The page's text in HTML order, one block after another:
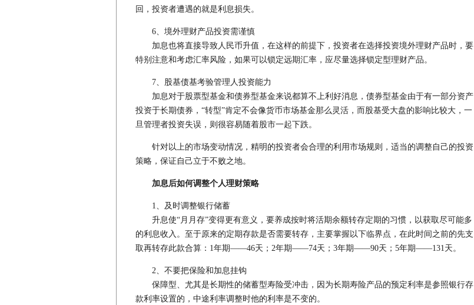
回，投资者遭遇的就是利息损失。
6、境外理财产品投资需谨慎
加息也将直接导致人民币升值，在这样的前提下，投资者在选择投资境外理财产品时，要
特别注意和考虑汇率风险，如果可以锁定远期汇率，应尽量选择锁定型理财产品。
7、股基债基考验管理人投资能力
加息对于股票型基金和债券型基金来说都算不上利好消息，债券型基金由于有一部分资产
投资于长期债券，“转型”肯定不会像货币市场基金那么灵活，而股基受大盘的影响比较大，一
旦管理者投资失误，则很容易随着股市一起下跌。
针对以上的市场变动情况，精明的投资者会合理的利用市场规则，适当的调整自己的投资
策略，保证自己立于不败之地。
加息后如何调整个人理财策略
1、及时调整银行储蓄
升息使“月月存”变得更有意义，要养成按时将活期余额转存定期的习惯，以获取尽可能多
的利息收入。至于原来的定期存款是否需要转存，主要掌握以下临界点，在此时间之前的先支
取再转存此款合算：1年期——46天；2年期——74天；3年期——90天；5年期——131天。
2、不要把保险和加息挂钩
保障型、尤其是长期性的储蓄型寿险受冲击，因为长期寿险产品的预定利率是参照银行存
款利率设置的，中途利率调整时他的利率是不变的。